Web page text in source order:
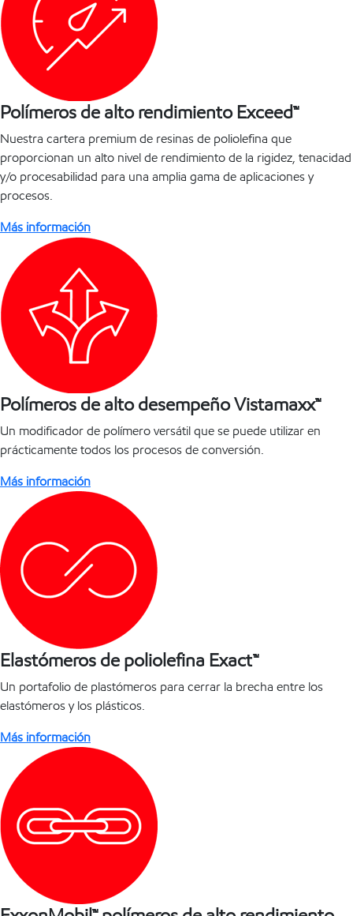
Polímeros de alto rendimiento Exceed™
Nuestra cartera premium de resinas de poliolefina que
proporcionan un alto nivel de rendimiento de la rigidez, tenacidad
y/o procesabilidad para una amplia gama de aplicaciones y
procesos.
Más información
Polímeros de alto desempeño Vistamaxx™
Un modificador de polímero versátil que se puede utilizar en
prácticamente todos los procesos de conversión.
Más información
Elastómeros de poliolefina Exact™
Un portafolio de plastómeros para cerrar la brecha entre los
elastómeros y los plásticos.
Más información